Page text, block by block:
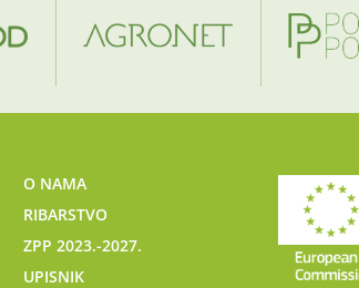
O NAMA
RIBARSTVO
ZPP 2023.-2027.
UPISNIK